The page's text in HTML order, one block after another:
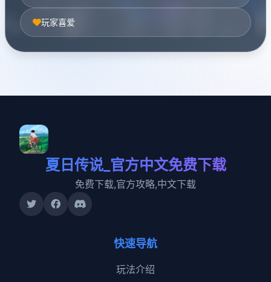
玩家喜爱
夏日传说_官方中文免费下载
免费下载,官方攻略,中文下载
快速导航
玩法介绍